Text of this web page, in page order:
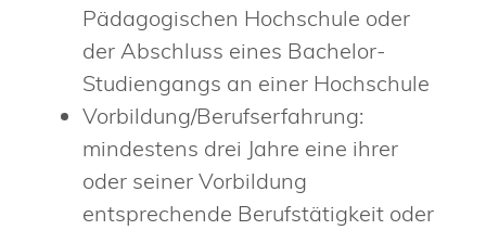
Pädagogischen Hochschule oder
der Abschluss eines Bachelor-
Studiengangs an einer Hochschule
Vorbildung/Berufserfahrung:
mindestens drei Jahre eine ihrer
oder seiner Vorbildung
entsprechende Berufstätigkeit oder